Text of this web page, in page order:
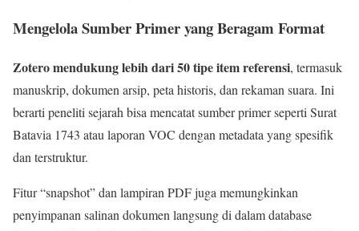
Mengelola Sumber Primer yang Beragam Format
Zotero mendukung lebih dari 50 tipe item referensi, termasuk
manuskrip, dokumen arsip, peta historis, dan rekaman suara. Ini
berarti peneliti sejarah bisa mencatat sumber primer seperti Surat
Batavia 1743 atau laporan VOC dengan metadata yang spesifik
dan terstruktur.
Fitur “snapshot” dan lampiran PDF juga memungkinkan
penyimpanan salinan dokumen langsung di dalam database